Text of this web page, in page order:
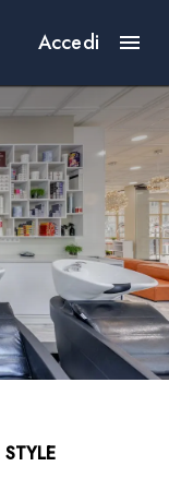
Accedi